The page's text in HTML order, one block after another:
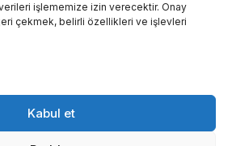
işlememize izin verecektir. Onay
çekmek, belirli özellikleri ve işlevleri
Kabul et